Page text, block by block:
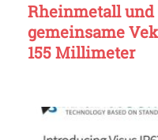
Rheinmetall und
gemeinsame
155 Millimeter